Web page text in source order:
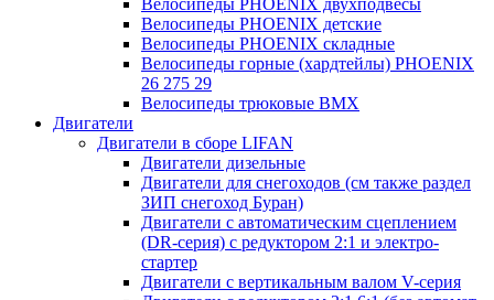
Велосипеды PHOENIX двухподвесы
Велосипеды PHOENIX детские
Велосипеды PHOENIX складные
Велосипеды горные (хардтейлы) PHOENIX
26 275 29
Велосипеды трюковые BMX
Двигатели
Двигатели в сборе LIFAN
Двигатели дизельные
Двигатели для снегоходов (см также раздел
ЗИП снегоход Буран)
Двигатели с автоматическим сцеплением
(DR-серия) с редуктором 2:1 и электро-
стартер
Двигатели с вертикальным валом V-серия